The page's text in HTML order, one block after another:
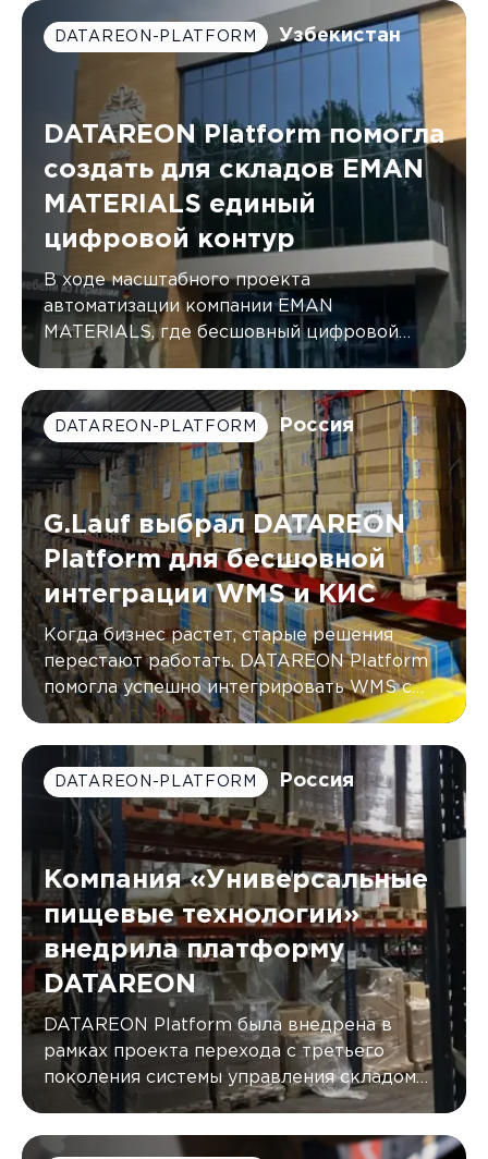
DATAREON-PLATFORM Узбекистан
DATAREON Platform помогла
создать для складов EMAN
MATERIALS единый
цифровой контур
В ходе масштабного проекта
автоматизации компании EMAN
MATERIALS, где бесшовный цифровой
контур был создан с помощью DATAREON
DATAREON-PLATFORM Россия
G.Lauf выбрал DATAREON
Platform для бесшовной
интеграции WMS и КИС
Когда бизнес растет, старые решения
перестают работать. DATAREON Platform
помогла успешно интегрировать WMS с
двумя КИС компании G.Lauf, автоматически
реального времени.
DATAREON-PLATFORM Россия
Компания «Универсальные
пищевые технологии»
внедрила платформу
DATAREON
DATAREON Platform была внедрена в
рамках проекта перехода с третьего
поколения системы управления складом
(WMS) от AXELOT на пятое